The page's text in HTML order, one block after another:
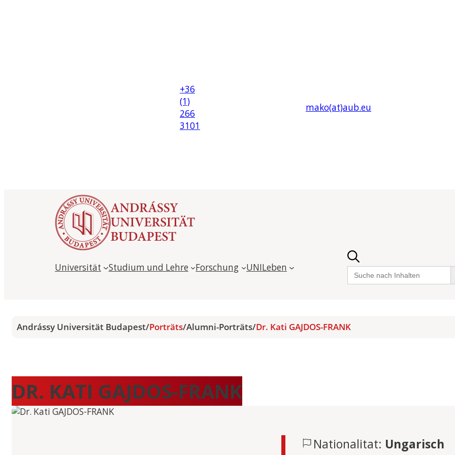
+36
(1)
266
3101
mako(at)aub.eu
Universität Studium und Lehre Forschung UNILeben Search
for:
Andrássy Universität Budapest/Porträts/Alumni-Porträts/Dr. Kati GAJDOS-FRANK
DR. KATI GAJDOS-FRANK
Nationalitat: Ungarisch